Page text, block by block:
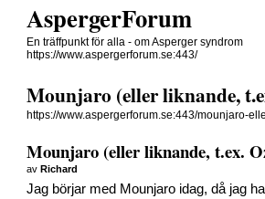
AspergerForum
En träffpunkt för alla - om Asperger syndrom
https://www.aspergerforum.se:443/
Mounjaro (eller liknande,
https://www.aspergerforum.se:443/mounjaro-
Mounjaro (eller liknande, t.ex.
avRichard
Jag börjar med Mounjaro idag, då jag